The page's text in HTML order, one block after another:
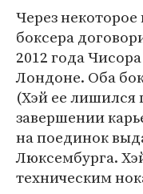
Через
боксера
2012 года
Лондоне. Оба
(Хэй ее лишился
завершении
на поединок
Люксембурга.
техническим